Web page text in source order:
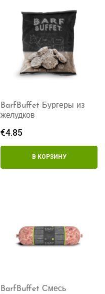
BarfBuffet Бургеры из
желудков
€4.85
В КОРЗИНУ
BarfBuffet Смесь